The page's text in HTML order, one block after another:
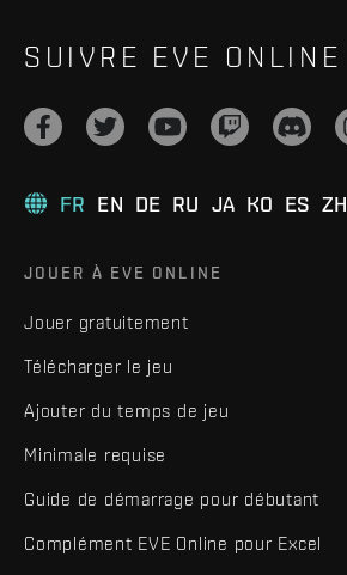
SUIVRE EVE ONLINE
FR EN DE RU JA KO ES ZH
JOUER À EVE ONLINE
Jouer gratuitement
Télécharger le jeu
Ajouter du temps de jeu
Minimale requise
Guide de démarrage pour débutant
Complément EVE Online pour Excel